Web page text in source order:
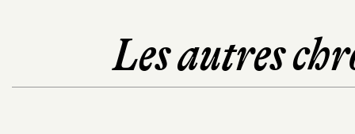
Les autres